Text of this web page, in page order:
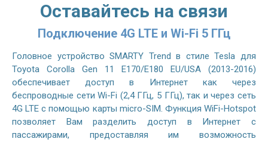
Оставайтесь на связи
Подключение 4G LTE и Wi-Fi 5 ГГц
Головное устройство SMARTY Trend в стиле Tesla для
Toyota Corolla Gen 11 E170/E180 EU/USA (2013-2016)
обеспечивает доступ в Интернет как через
беспроводные сети Wi-Fi (2,4 ГГц, 5 ГГц), так и через сеть
4G LTE с помощью карты micro-SIM. Функция WiFi-Hotspot
позволяет Вам разделить доступ в Интернет с
пассажирами, предоставляя им возможность